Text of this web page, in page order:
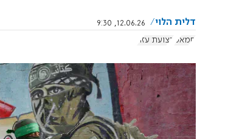
דלית הלוי
12.06.26, 9:30
חמאס רצועת עזה